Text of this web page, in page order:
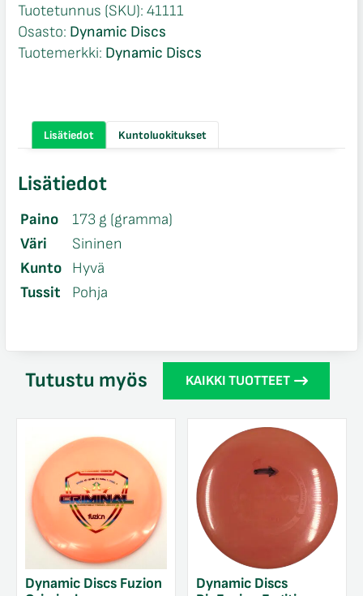
X
Chameleon
Raider
2x
World
määrä
Tuotetunnus (SKU): 41111
Osasto: Dynamic Discs
Tuotemerkki: Dynamic Discs
Lisätiedot Kuntoluokitukset
Lisätiedot
Paino
173 g (gramma)
Väri
Sininen
Kunto
Hyvä
Tussit
Pohja
Tutustu myös KAIKKI TUOTTEET
Dynamic Discs Fuzion
Dynamic Discs